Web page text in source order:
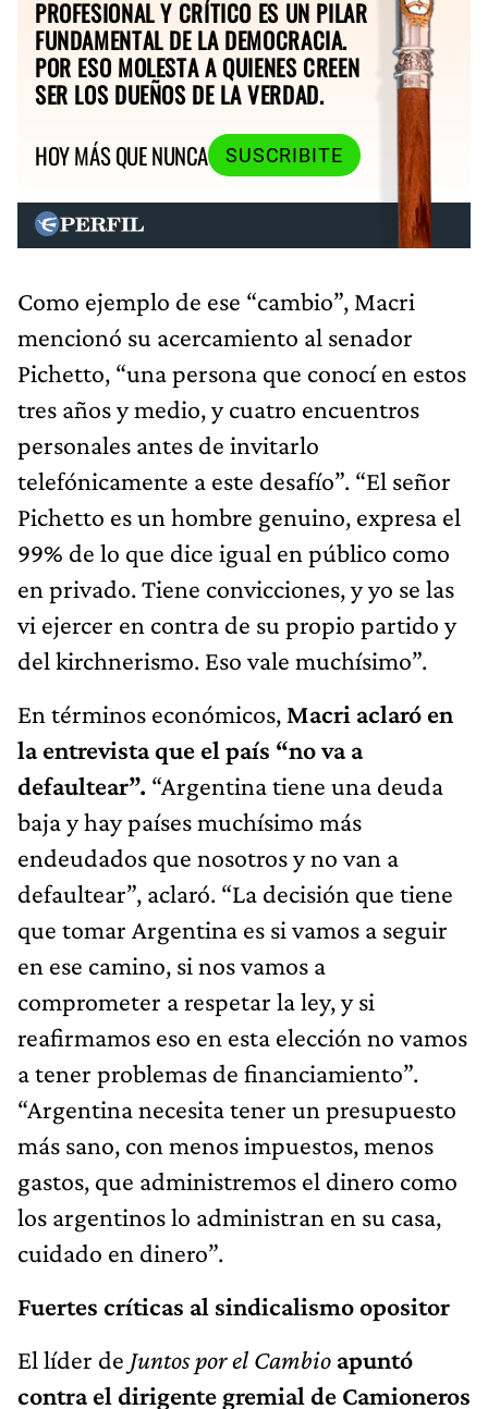
PROFESIONAL Y CRÍTICO ES UN PILAR
FUNDAMENTAL DE LA DEMOCRACIA.
POR ESO MOLESTA A QUIENES CREEN
SER LOS DUEÑOS DE LA VERDAD.
HOY MÁS QUE NUNCA
SUSCRIBITE
Como ejemplo de ese “cambio”, Macri
mencionó su acercamiento al senador
Pichetto, “una persona que conocí en estos
tres años y medio, y cuatro encuentros
personales antes de invitarlo
telefónicamente a este desafío”. “El señor
Pichetto es un hombre genuino, expresa el
99% de lo que dice igual en público como
en privado. Tiene convicciones, y yo se las
vi ejercer en contra de su propio partido y
del kirchnerismo. Eso vale muchísimo”.
En términos económicos, Macri aclaró en
la entrevista que el país “no va a
defaultear”. “Argentina tiene una deuda
baja y hay países muchísimo más
endeudados que nosotros y no van a
defaultear”, aclaró. “La decisión que tiene
que tomar Argentina es si vamos a seguir
en ese camino, si nos vamos a
comprometer a respetar la ley, y si
reafirmamos eso en esta elección no vamos
a tener problemas de financiamiento”.
“Argentina necesita tener un presupuesto
más sano, con menos impuestos, menos
gastos, que administremos el dinero como
los argentinos lo administran en su casa,
cuidado en dinero”.
Fuertes críticas al sindicalismo opositor
El líder de Juntos por el Cambio apuntó
contra el dirigente gremial de Camioneros